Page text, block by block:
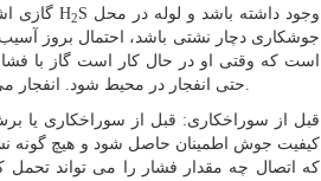
Sگازی اشتعال پذیر و با فشار بالا است. اگر درون لوله گاز H2S وجود داشته باشد و لوله در محل
جوشکاری دچار نشتی باشد، احتمال بروز
است که وقتی او در حال کار است گاز با
حتی انفجار در محیط شود. انفجار می تواند به دلیل دمای زیاد و متمرکزی که در جوشکاری تولید می شود، اتفاق بیفتد.
قبل از سوراخکاری: قبل از سوراخکاری یا
کیفیت جوش اطمینان حاصل شود و هیچ گونه
که اتصال چه مقدار فشار را می تواند تحمل